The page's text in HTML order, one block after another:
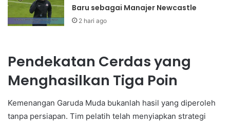
Baru sebagai Manajer Newcastle
2 hari ago
Pendekatan Cerdas yang
Menghasilkan Tiga Poin
Kemenangan Garuda Muda bukanlah hasil yang diperoleh
tanpa persiapan. Tim pelatih telah menyiapkan strategi